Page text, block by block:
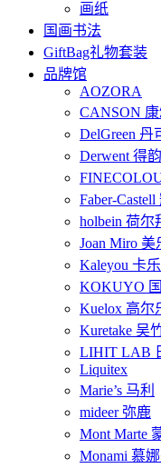
画纸
国画书法
GiftBag礼物套装
品牌馆
AOZORA
CANSON
DelGreen 丹
Derwent 得韵
Faber-
holbein 荷尔
Joan Miro 美
Kaleyou 卡
KOKUYO
Kuelox 高尔
Kuretake 吴
LIHIT LAB
Liquitex
Marie’s 马利
mideer 弥鹿
Mont Marte
Monami 慕